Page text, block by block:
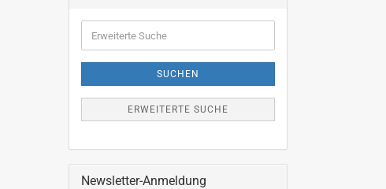
Suche
SUCHEN
ERWEITERTE SUCHE
Newsletter-Anmeldung